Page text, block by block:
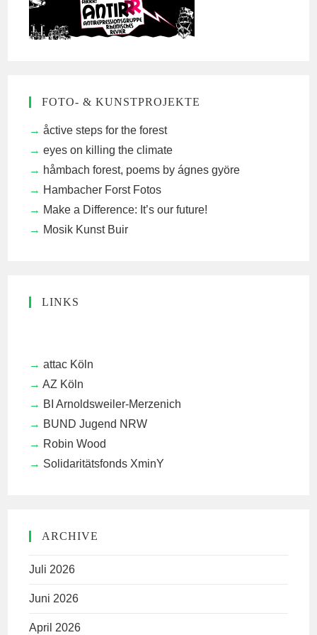
FOTO- & KUNSTPROJEKTE
åctive steps for the forest
eyes on killing the climate
håmbach forest, poems by ágnes györe
Hambacher Forst Fotos
Make a Difference: It’s our future!
Mosik Kunst Buir
LINKS
attac Köln
AZ Köln
BI Arnoldsweiler-Merzenich
BUND Jugend NRW
Robin Wood
Solidaritätsfonds XminY
ARCHIVE
Juli 2026
Juni 2026
April 2026